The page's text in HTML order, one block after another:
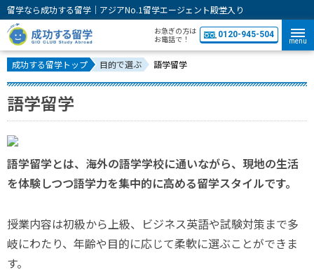
留学なら成功する留学｜アジアNo.1留学エージェント殿堂入り
お急ぎの方は
お電話で！
0120-945-504
menu
成功する留学トップ 目的で選ぶ 語学留学
語学留学
語学留学とは、海外の語学学校に通いながら、現地の生活
を体験しつつ語学力を集中的に高める留学スタイルです。
授業内容は初級から上級、ビジネス英語や試験対策まで多
岐にわたり、年齢や目的に応じて柔軟に選ぶことができま
す。